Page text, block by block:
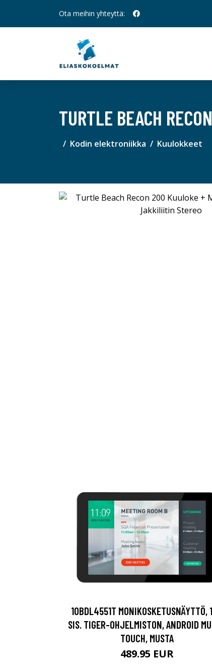
Ota meihin yhteyttä:
TURTLE BEACH
Kodin elektroniikka Kuulokkeet
10BDL4551T MONIKOSKETUSNÄYTTÖ,
SIS. TIGER-OHJELMISTON, ANDROID
TOUCH, MUSTA
489.95 EUR